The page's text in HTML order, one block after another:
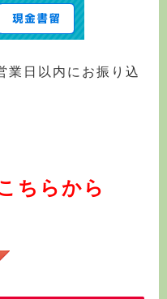
業日以内にお振り込
ちらから